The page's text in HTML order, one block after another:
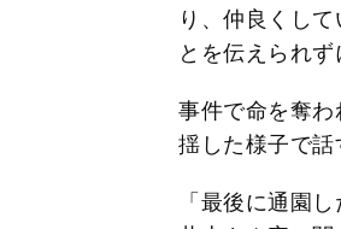
り、仲良くし
とを伝えられず
事件で命を奪
揺した様子で話
「最後に通園